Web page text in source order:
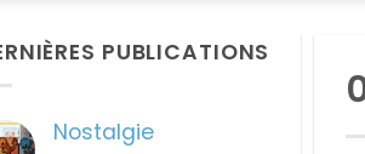
PUBLICATIONS
Nostalgie